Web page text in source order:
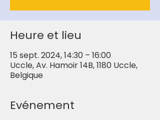
Heure et lieu
15 sept. 2024, 14:30 – 16:00
Uccle, Av. Hamoir 14B, 1180 Uccle,
Belgique
Evénement